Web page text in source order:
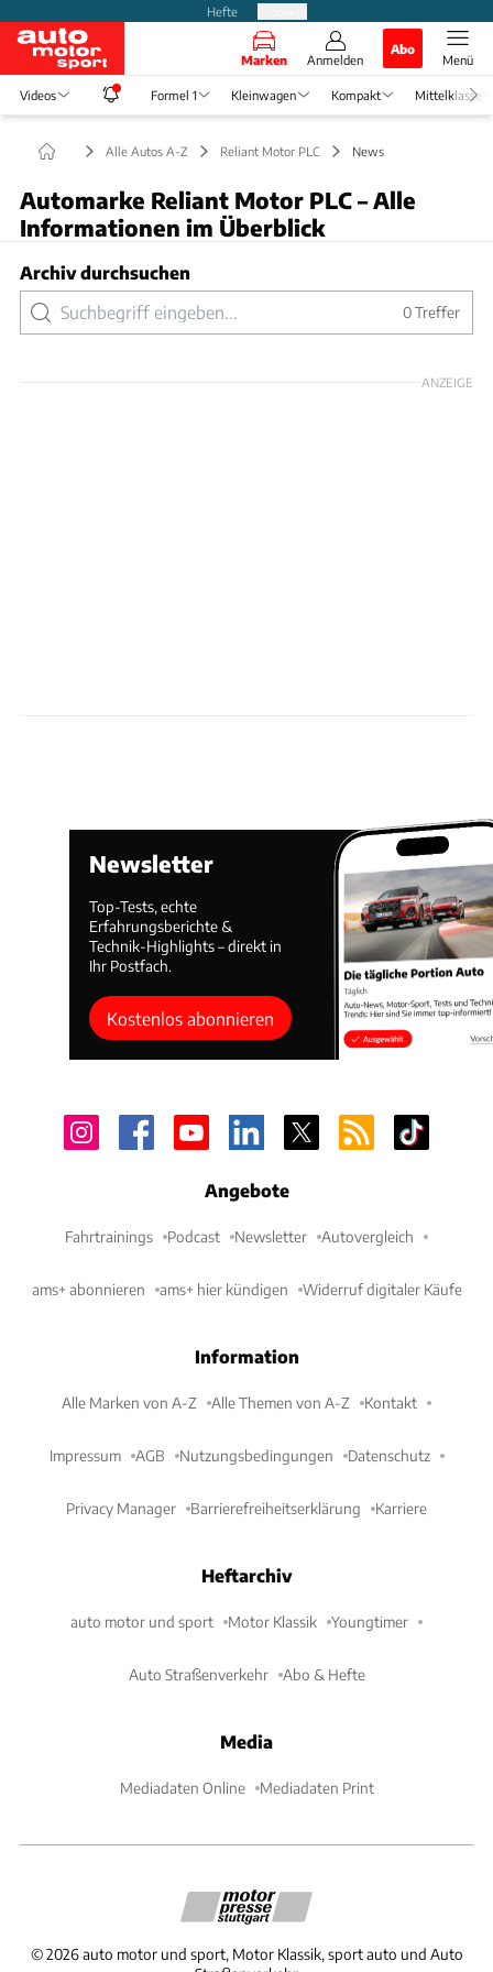
Hefte
Marken Anmelden
Abo
Menü
Videos Formel 1 Kleinwagen Kompakt Mittelklasse
Alle Autos A-Z Reliant Motor PLC News
Automarke Reliant Motor PLC – Alle
Informationen im Überblick
Archiv durchsuchen
0Treffer
ANZEIGE
Newsletter
Top-Tests, echte
Erfahrungsberichte &
Technik-Highlights – direkt in
Ihr Postfach.
Kostenlos abonnieren
Angebote
Fahrtrainings Podcast Newsletter Autovergleich
ams+ abonnieren ams+ hier kündigen Widerruf digitaler Käufe
Information
Alle Marken von A-Z Alle Themen von A-Z Kontakt
Impressum AGB Nutzungsbedingungen Datenschutz
Privacy Manager Barrierefreiheitserklärung Karriere
Heftarchiv
auto motor und sport Motor Klassik Youngtimer
Auto Straßenverkehr Abo & Hefte
Media
Mediadaten Online Mediadaten Print
©2026 auto motor und sport, Motor Klassik, sport auto und Auto